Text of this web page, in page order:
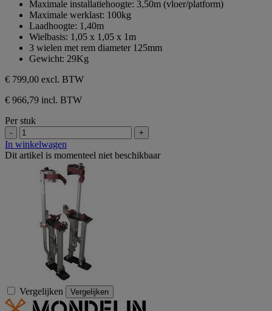
Maximale installatiehoogte: 3,50m (vloer/platform)
Maximale werklast: 100kg
Laadhoogte: 1,40m
Wielbasis: 1,05 x 1,05 x 1m
3 wielen met rem diameter 125mm
Gewicht: 29Kg
€ 799,00 excl. BTW
€ 966,79 incl. BTW
Per stuk
- +
In winkelwagen
Dit artikel is momenteel niet beschikbaar
Vergelijken Vergelijken